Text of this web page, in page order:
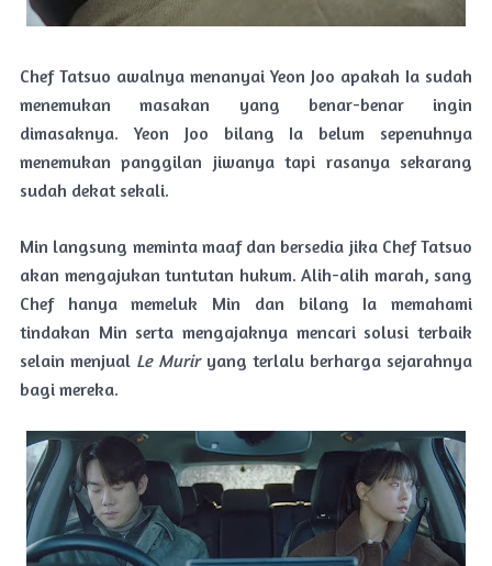
Chef Tatsuo awalnya menanyai Yeon Joo apakah Ia sudah
menemukan masakan yang benar-benar ingin
dimasaknya. Yeon Joo bilang Ia belum sepenuhnya
menemukan panggilan jiwanya tapi rasanya sekarang
sudah dekat sekali.
Min langsung meminta maaf dan bersedia jika Chef Tatsuo
akan mengajukan tuntutan hukum. Alih-alih marah, sang
Chef hanya memeluk Min dan bilang Ia memahami
tindakan Min serta mengajaknya mencari solusi terbaik
selain menjual Le Muriryang terlalu berharga sejarahnya
bagi mereka.